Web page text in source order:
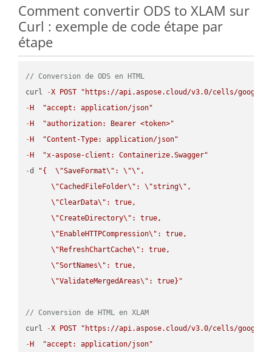
Comment convertir ODS to XLAM sur
Curl : exemple de code étape par
étape
// Conversion de ODS en HTML
curl
-X POST
"https://api.aspose.cloud/v3.0/cells/
- H
"accept: application/json"
- H
"authorization: Bearer <token>"
- H
"Content-Type: application/json"
- H
"x-aspose-client: Containerize.Swagger"
-d "{ \"SaveFormat\" : \"\" ,
\"CachedFileFolder\" : \"string\" ,
\"ClearData\" : true,
\"CreateDirectory\" : true,
\" EnableHTTPCompression\" : true,
\" RefreshChartCache\" : true,
\"SortNames\" : true,
\"ValidateMergedAreas\" : true}"
// Conversion de HTML en XLAM
curl
-X POST
"https://api.aspose.cloud/v3.0/cells/
- H
"accept: application/json"